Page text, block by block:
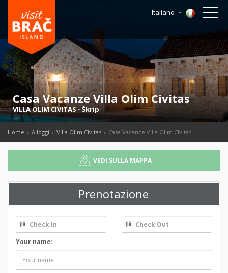
Italiano
Casa Vacanze Villa Olim Civitas
VILLA OLIM CIVITAS -Škrip
Home Alloggi Villa Olim Civitas Casa Vacanze Villa Olim Civitas
VEDI SULLA MAPPA
Prenotazione
Your name: